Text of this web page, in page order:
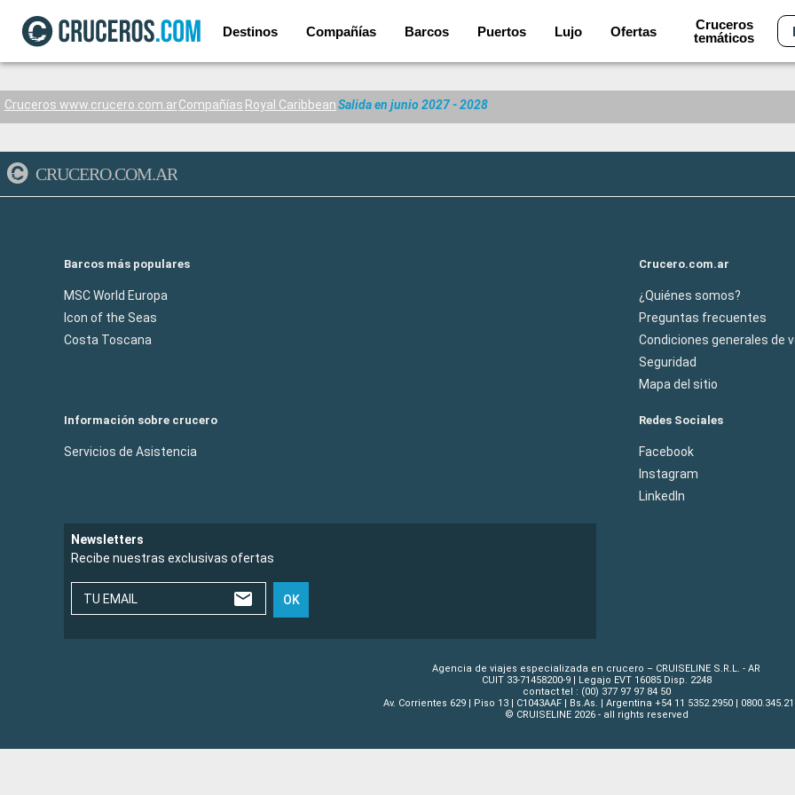
Destinos Compañías Barcos Puertos Lujo Ofertas
Cruceros
temáticos
Cruceros www.crucero.com.arCompañías Royal CaribbeanSalida en junio 2027 - 2028
CRUCERO.COM.AR
Barcos más populares
MSC World Europa
Icon of the Seas
Costa Toscana
Crucero.com.ar
¿Quiénes somos?
Preguntas frecuentes
Condiciones generales de
Seguridad
Mapa del sitio
Información sobre crucero
Servicios de Asistencia
Redes Sociales
Facebook
Instagram
LinkedIn
Newsletters
Recibe nuestras exclusivas ofertas
TU EMAIL OK
Agencia de viajes especializada en crucero – CRUISELINE S.R.L. - AR
CUIT 33-71458200-9 | Legajo EVT 16085 Disp. 2248
contact tel : (00) 377 97 97 84 50
Av. Corrientes 629 | Piso 13 | C1043AAF | Bs.As. | Argentina +54 11 5352.2950 |
© CRUISELINE 2026 - all rights reserved